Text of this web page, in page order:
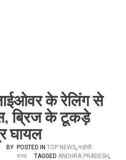
के रेलिंग से
ब्रिज के टूकड़े
घायल
BY POSTED IN TOP NEWS, पड़ोसी
राज्य
TAGGED ANDHRA PRADESH,